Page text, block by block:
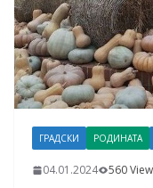
ГРАДСКИ РОДИНАТА
04.01.2024 560